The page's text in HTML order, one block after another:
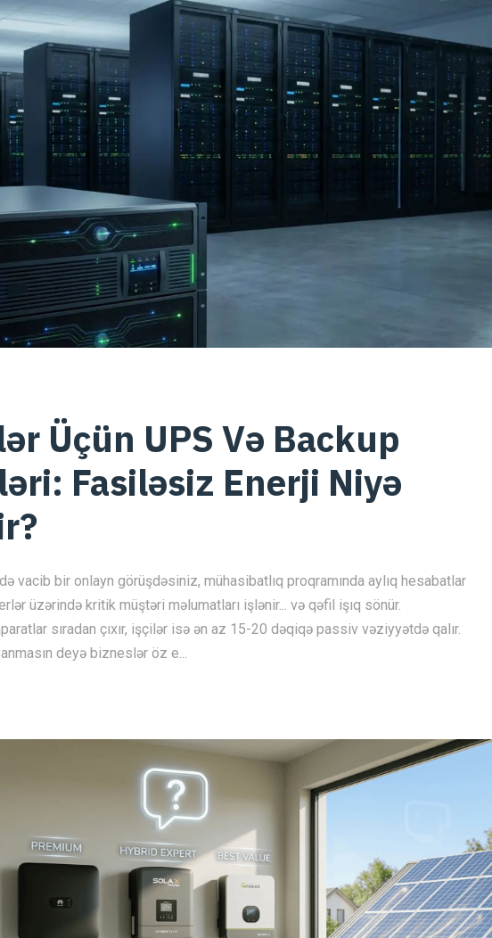
Üçün UPS Və Backup
Fasiləsiz Enerji Niyə
vacib bir onlayn görüşdəsiniz, mühasibatlıq proqramında aylıq hesabatlar
üzərində kritik müştəri məlumatları işlənir... və qəfil işıq sönür.
sıradan çıxır, işçilər isə ən az 15-20 dəqiqə passiv vəziyyətdə qalır.
deyə bizneslər öz e...